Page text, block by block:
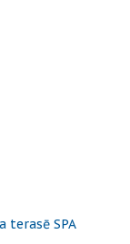
terasē SPA